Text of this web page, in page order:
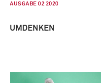
AUSGABE 02 2020
UMDENKEN